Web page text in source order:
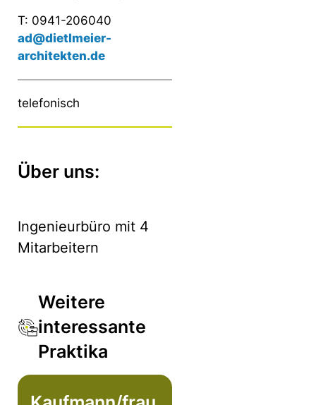
T: 0941-206040
ad@dietlmeier-
architekten.de
telefonisch
Über uns:
Ingenieurbüro mit 4
Mitarbeitern
Weitere
interessante
Praktika